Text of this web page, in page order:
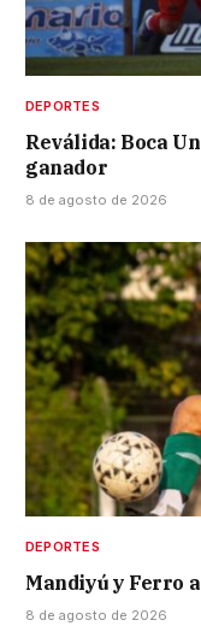
DEPORTES
Reválida: Boca
ganador
8 de agosto de 2026
DEPORTES
Mandiyú y Ferro
8 de agosto de 2026